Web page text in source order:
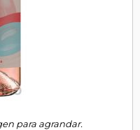
para agrandar.